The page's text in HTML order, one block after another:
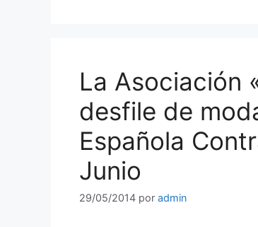
La Asociación
desfile de
Española
Junio
29/05/2014 por admin